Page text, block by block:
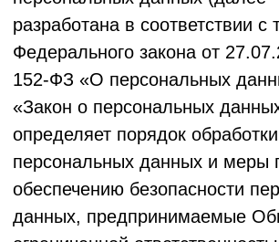
персональных данных и меры по
обеспечению безопасности персональных
данных, предпринимаемые Обществом с
ограниченной ответственностью "ЛОЯЛ
9715518580, ОГРН 1257700492389, адрес:
127495, г. Москва, вн.тер.г. Муниципальный
Округ Северный, ш Дмитровское, д. 165Е к.
7, помещ. 22/1 (далее – «Оператор»).
1.2. Настоящая Политика действует в
отношении всей информации, которую
Оператор может получить о Пользователе